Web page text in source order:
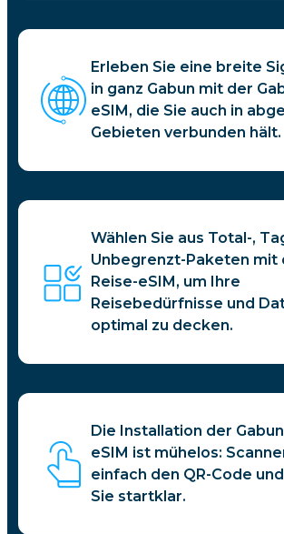
Erleben Sie eine breite
in ganz Gabun mit der
eSIM, die Sie auch in
Gebieten verbunden hält.
Wählen Sie aus Total-,
Unbegrenzt-Paketen mit
Reise-eSIM, um Ihre
Reisebedürfnisse und
optimal zu decken.
Die Installation der
eSIM ist mühelos:
einfach den QR-Code
Sie startklar.